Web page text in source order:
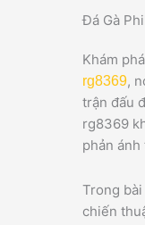
Đá Gà
Khám
rg8369,
trận đấu
rg8369
phản
Trong
chiến